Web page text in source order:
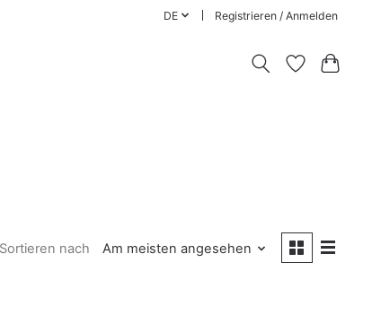
DE Registrieren / Anmelden
Sortieren nach Am meisten angesehen